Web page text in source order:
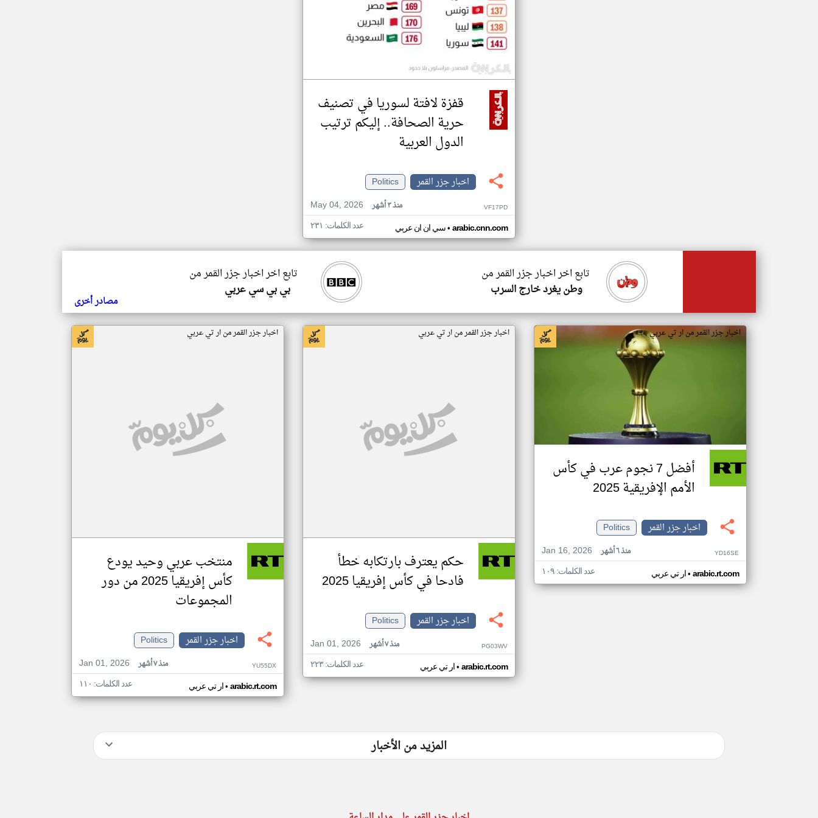
قفزة لافتة لسوريا في تصنيف
حرية الصحافة.. إليكم ترتيب
الدول العربية
اخبار جزر القمر
Politics
May 04, 2026
منذ ٣ أشهر VF17PD
سي ان ان عربي• arabic.cnn.com عدد الكلمات: ٢٣١
تابع اخر اخبار جزر القمر من
بي بي سي عربي
تابع اخر اخبار جزر القمر من
وطن يغرد خارج السرب
مصادر أخرى
اخبار جزر القمر من ار تي عربي
أفضل 7 نجوم عرب في كأس
الأمم الإفريقية 2025
اخبار جزر القمر
Politics
Jan 16, 2026
منذ ٦ أشهر YD16SE
ار تي عربي• arabic.rt.com عدد الكلمات: ١٠٩
اخبار جزر القمر من ار تي عربي
حكم يعترف بارتكابه خطأ
فادحا في كأس إفريقيا 2025
اخبار جزر القمر
Politics
Jan 01, 2026
منذ ٧ أشهر PG03WV
ار تي عربي• arabic.rt.com عدد الكلمات: ٢٢٣
اخبار جزر القمر من ار تي عربي
منتخب عربي وحيد يودع
كأس إفريقيا 2025 من دور
المجموعات
اخبار جزر القمر
Politics
Jan 01, 2026
منذ ٧ أشهر YU55DX
ار تي عربي• arabic.rt.com عدد الكلمات: ١١٠
المزيد من الأخبار